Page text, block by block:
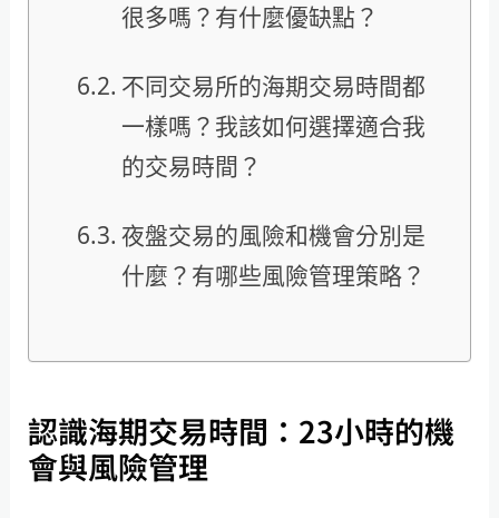
很多嗎？有什麼優缺點？
不同交易所的海期交易時間都
一樣嗎？我該如何選擇適合我
的交易時間？
夜盤交易的風險和機會分別是
什麼？有哪些風險管理策略？
認識海期交易時間：23小時的機
會與風險管理